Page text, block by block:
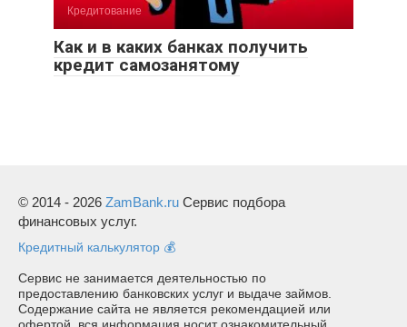
Кредитование
Как и в каких банках получить
кредит самозанятому
© 2014 - 2026 ZamBank.ru Сервис подбора
финансовых услуг.
Кредитный калькулятор 💰
Сервис не занимается деятельностью по
предоставлению банковских услуг и выдаче займов.
Содержание сайта не является рекомендацией или